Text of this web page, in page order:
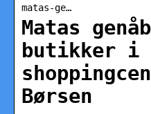
matas-ge…
Matas
butikker i
Børsen